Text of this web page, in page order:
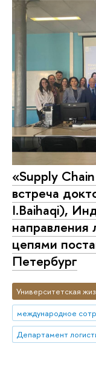
«Supply
встреча
I.Baihaqi),
направления
цепями
Петербург
Университетская
международное